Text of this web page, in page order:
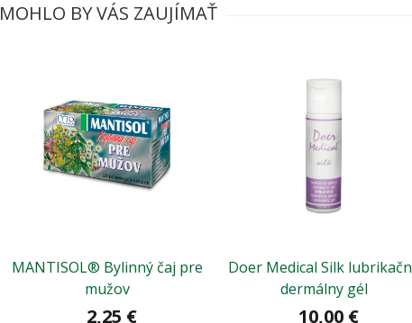
MOHLO BY VÁS ZAUJÍMAŤ
MANTISOL® Bylinný čaj pre
mužov
2,25 €
Doer Medical Silk
dermálny gél
10,00 €